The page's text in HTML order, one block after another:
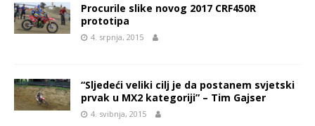
Procurile slike novog 2017 CRF450R
prototipa
4. srpnja, 2015
“Sljedeći veliki cilj je da postanem svjetski
prvak u MX2 kategoriji” – Tim Gajser
4. svibnja, 2015